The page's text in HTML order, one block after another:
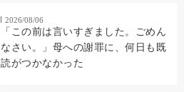
2026/08/06
「この前は言いすぎました。ごめん
なさい。」母への謝罪に、何日も既
読がつかなかった